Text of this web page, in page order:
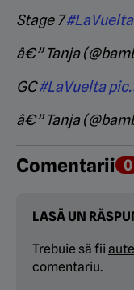
Stage 7#LaVuelta
â€” Tanja
GC#LaVuelta
â€” Tanja
Comentarii 0
LASĂ UN
Trebuie să fii
comentariu.